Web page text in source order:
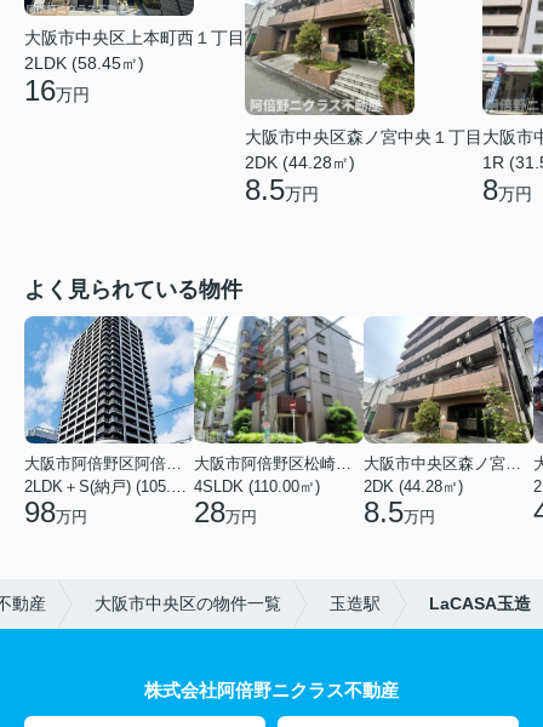
大阪市中央区上本町西１丁目
2LDK (58.45㎡)
16万円
大阪市中央区森ノ宮中央１丁目
2DK (44.28㎡)
8.5万円
大阪市
1R
8万円
よく見られている物件
98万円
4SLDK (110.00㎡)
28万円
2DK (44.28㎡)
8.5万円
動産 大阪市中央区の物件一覧 玉造駅 LaCASA玉造
株式会社阿倍野ニクラス不動産